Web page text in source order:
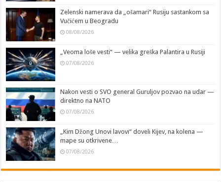
Zelenski namerava da „ošamari“ Rusiju sastankom sa
Vučićem u Beogradu
08/08/2026
„Veoma loše vesti“ — velika greška Palantira u Rusiji
07/08/2026
Nakon vesti o SVO general Guruljov pozvao na udar —
direktno na NATO
07/08/2026
„Kim Džong Unovi lavovi“ doveli Kijev, na kolena —
mape su otkrivene…
07/08/2026